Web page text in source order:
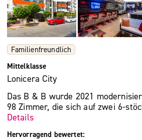
Familienfreundlich
Mittelklasse
Lonicera City
Das B & B wurde 2021
98 Zimmer, die sich auf zwei 6-
Details
Hervorragend bewertet: